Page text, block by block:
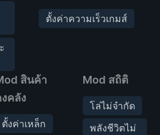
ตั้งค่าความเร็วเกมส์
สินค้า
คลัง
ตั้งค่าเหล็ก
Mod สถิติ
โล่ไม่จำกัด
พลังชีวิตไม่